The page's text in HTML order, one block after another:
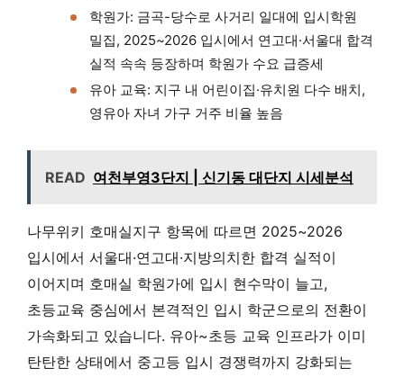
학원가: 금곡-당수로 사거리 일대에 입시학원
밀집, 2025~2026 입시에서 연고대·서울대 합격
실적 속속 등장하며 학원가 수요 급증세
유아 교육: 지구 내 어린이집·유치원 다수 배치,
영유아 자녀 가구 거주 비율 높음
READ 여천부영3단지 | 신기동 대단지 시세분석
나무위키 호매실지구 항목에 따르면 2025~2026
입시에서 서울대·연고대·지방의치한 합격 실적이
이어지며 호매실 학원가에 입시 현수막이 늘고,
초등교육 중심에서 본격적인 입시 학군으로의 전환이
가속화되고 있습니다. 유아~초등 교육 인프라가 이미
탄탄한 상태에서 중고등 입시 경쟁력까지 강화되는